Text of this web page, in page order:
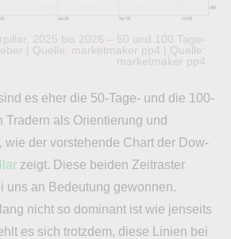
2025 bis 2026 – 50 und 100 Tage-
| Quelle: marketmaker pp4 | Quelle:
marketmaker pp4
es eher die 50-Tage- und die 100-
Tradern als Orientierung und
wie der vorstehende Chart der Dow-
zeigt. Diese beiden Zeitraster
uns an Bedeutung gewonnen.
nicht so dominant ist wie jenseits
es sich trotzdem, diese Linien bei